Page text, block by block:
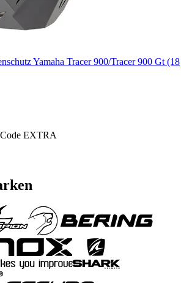
Yamaha Tracer 900/Tracer 900 Gt (18
EXTRA